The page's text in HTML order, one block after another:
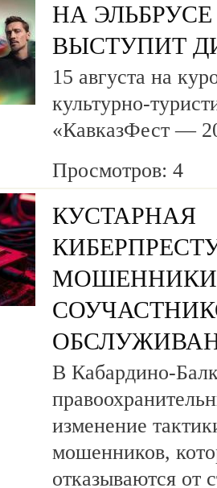
НА
ВЫСТУПИТ
15 августа на
культурно-
«КавказФест —
Просмотров: 4
КУСТАРНАЯ
МОШЕННИКИ
В Кабардино-
изменение
мошенников,
отказываются от